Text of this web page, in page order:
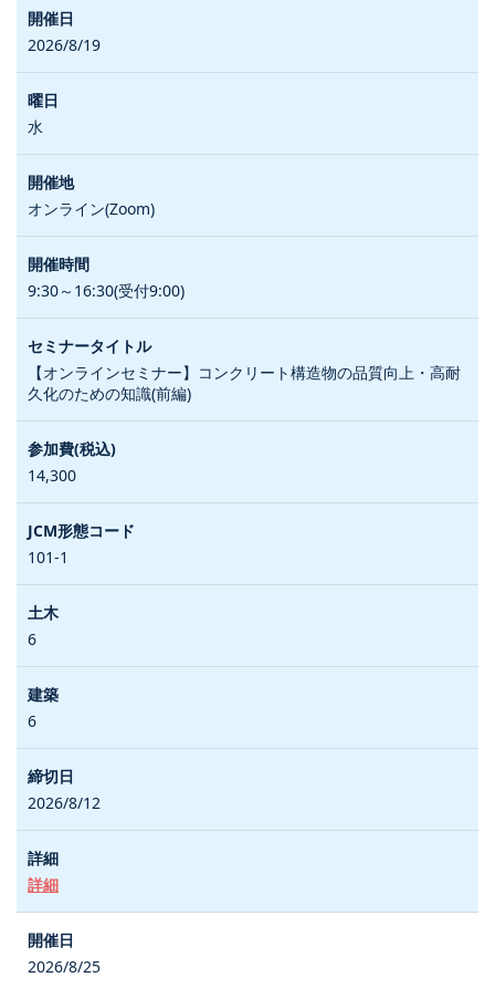
2026/8/19
水
オンライン(Zoom)
9:30～16:30(受付9:00)
【オンラインセミナー】コンクリート構造物の品質向上・高耐
久化のための知識(前編)
14,300
101-1
6
6
2026/8/12
詳細
2026/8/25